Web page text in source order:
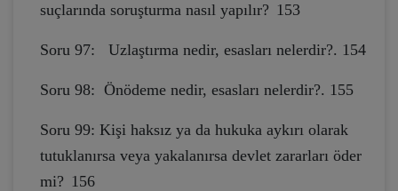
suçlarında soruşturma nasıl yapılır? 153
Soru 97: Uzlaştırma nedir, esasları nelerdir?. 154
Soru 98: Önödeme nedir, esasları nelerdir?. 155
Soru 99: Kişi haksız ya da hukuka aykırı olarak
tutuklanırsa veya yakalanırsa devlet zararları öder
mi? 156